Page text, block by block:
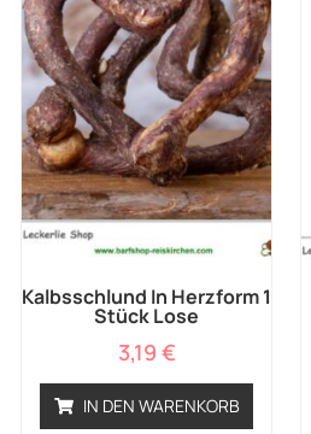
Kalbsschlund In Herzform 1
Stück Lose
3,19 €
IN DEN WARENKORB